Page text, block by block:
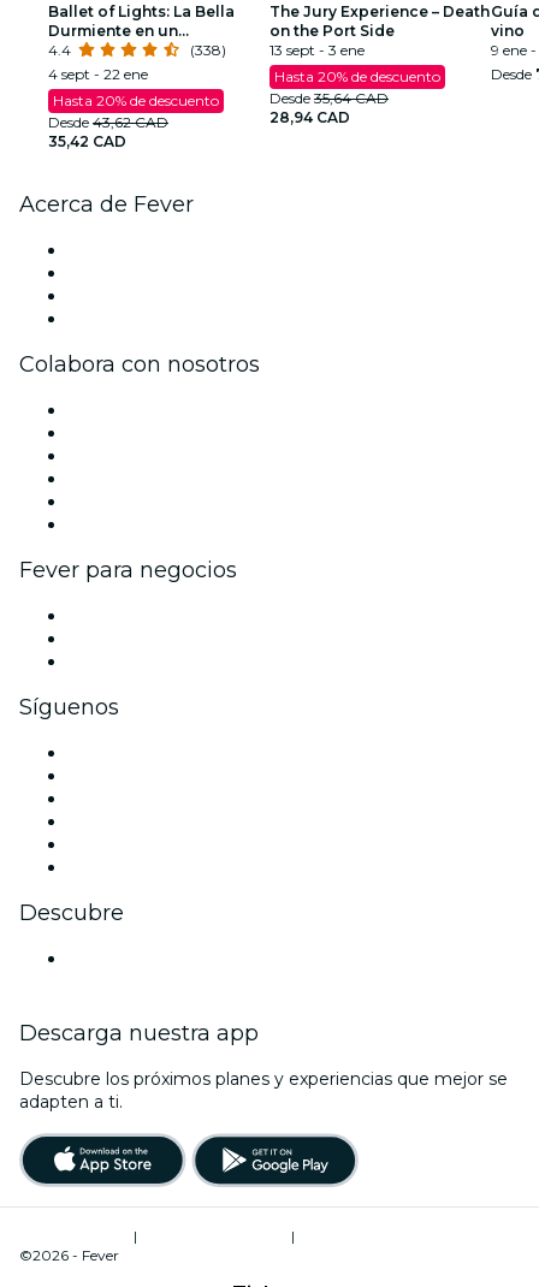
Ballet of Lights: La Bella
Durmiente en un
espectáculo deslumbrante
4.4
(338)
4 sept - 22 ene
Hasta 20% de descuento
Desde 43,62 CAD
35,42 CAD
The Jury Experience – Death
on the Port Side
13 sept - 3 ene
Hasta 20% de descuento
Desde 35,64 CAD
28,94 CAD
Guía
vino
9 ene -
Desde
Acerca de Fever
Colabora con nosotros
Fever para negocios
Síguenos
Descubre
Descarga nuestra app
Descubre los próximos planes y experiencias que mejor se
adapten a ti.
| |
©2026 - Fever